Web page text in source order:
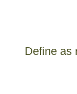
Define as